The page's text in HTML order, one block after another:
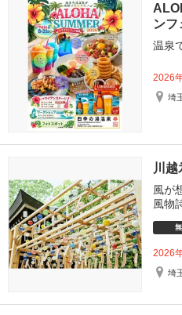
ンフ
温泉
2026
埼
川
風が
風物
2026
埼